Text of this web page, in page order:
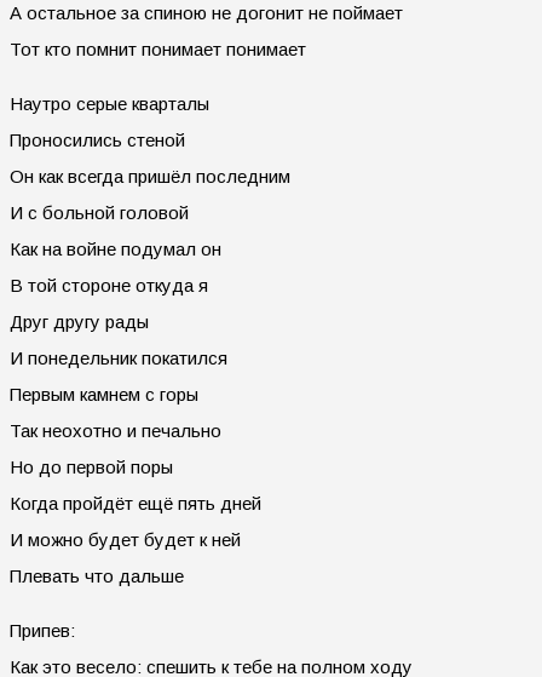
А остальное за спиною не догонит не поймает
Тот кто помнит понимает понимает
Наутро серые кварталы
Проносились стеной
Он как всегда пришёл последним
И с больной головой
Как на войне подумал он
В той стороне откуда я
Друг другу рады
И понедельник покатился
Первым камнем с горы
Так неохотно и печально
Но до первой поры
Когда пройдёт ещё пять дней
И можно будет будет к ней
Плевать что дальше
Припев:
Как это весело: спешить к тебе на полном ходу